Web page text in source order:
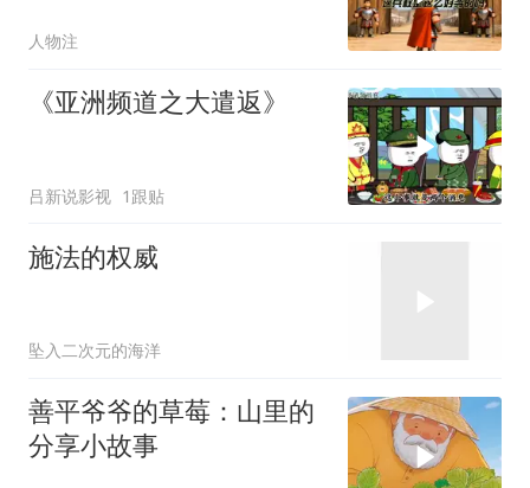
人物注
《亚洲频道之大遣返》
吕新说影视 1跟贴
施法的权威
坠入二次元的海洋
善平爷爷的草莓：山里的
分享小故事